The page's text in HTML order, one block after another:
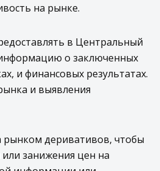
на рынке.
в Центральный
о заключенных
и финансовых результатах.
и выявления
рынком деривативов, чтобы
занижения цен на